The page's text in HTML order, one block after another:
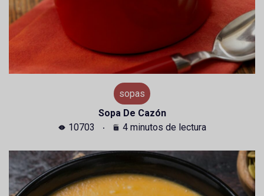
sopas
Sopa De Cazón
10703
4 minutos de lectura